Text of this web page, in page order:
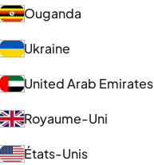
Ouganda
Ukraine
United Arab Emirates
Royaume-Uni
États-Unis